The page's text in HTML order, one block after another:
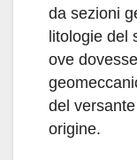
da sezioni
litologie del
ove
del
origine.